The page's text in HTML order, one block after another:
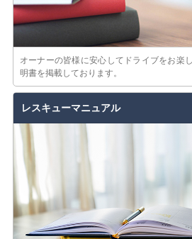
オーナーの皆様に安心してドライブをお楽
明書を掲載しております。
レスキューマニュアル